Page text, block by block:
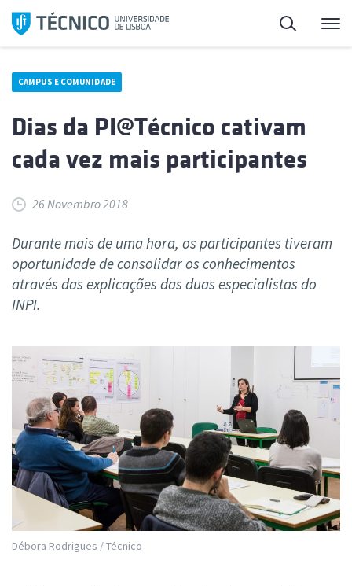
Saltar
para
Pesquisa
CAMPUS E COMUNIDADE
Dias da PI@Técnico cativam
cada vez mais participantes
26 Novembro 2018
Durante mais de uma hora, os participantes tiveram
oportunidade de consolidar os conhecimentos
através das explicações das duas especialistas do
INPI.
Débora Rodrigues / Técnico